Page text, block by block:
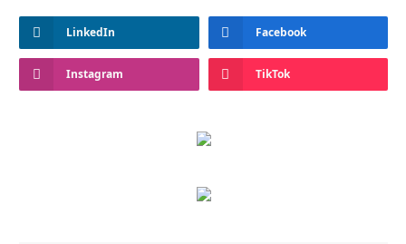
LinkedIn Facebook
Instagram TikTok